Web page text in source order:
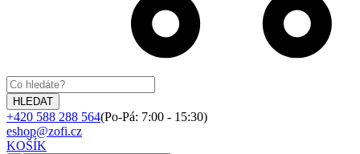
+420 588 288 564(Po-Pá: 7:00 - 15:30)
eshop@zofi.cz
KOŠÍK